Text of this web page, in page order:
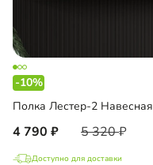
-10%
Полка Лестер-2 Навесная
4 790 5 320
Доступно для доставки